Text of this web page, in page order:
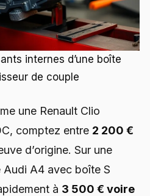
internes d’une boîte
de couple
une Renault Clio
comptez entre 2 200 €
d’origine. Sur une
Audi A4 avec boîte S
à 3 500 € voire